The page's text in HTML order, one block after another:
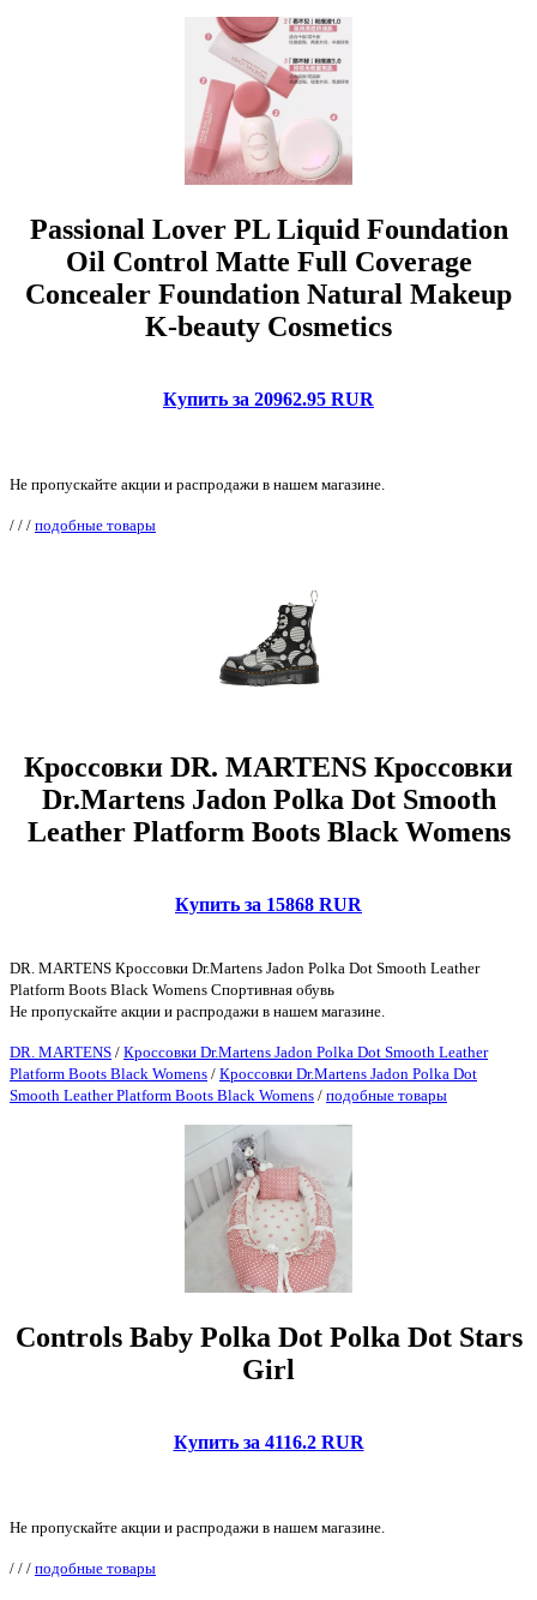
Passional Lover PL Liquid Foundation
Oil Control Matte Full Coverage
Concealer Foundation Natural Makeup
K-beauty Cosmetics
Купить за 20962.95 RUR
Не пропускайте акции и распродажи в нашем магазине.
/ / / подобные товары
Кроссовки DR. MARTENS Кроссовки
Dr.Martens Jadon Polka Dot Smooth
Leather Platform Boots Black Womens
Купить за 15868 RUR
DR. MARTENS Кроссовки Dr.Martens Jadon Polka Dot Smooth Leather
Platform Boots Black Womens Спортивная обувь
Не пропускайте акции и распродажи в нашем магазине.
DR. MARTENS / Кроссовки Dr.Martens Jadon Polka Dot Smooth Leather
Platform Boots Black Womens / Кроссовки Dr.Martens Jadon Polka Dot
Smooth Leather Platform Boots Black Womens / подобные товары
Controls Baby Polka Dot Polka Dot Stars
Girl
Купить за 4116.2 RUR
Не пропускайте акции и распродажи в нашем магазине.
/ / / подобные товары